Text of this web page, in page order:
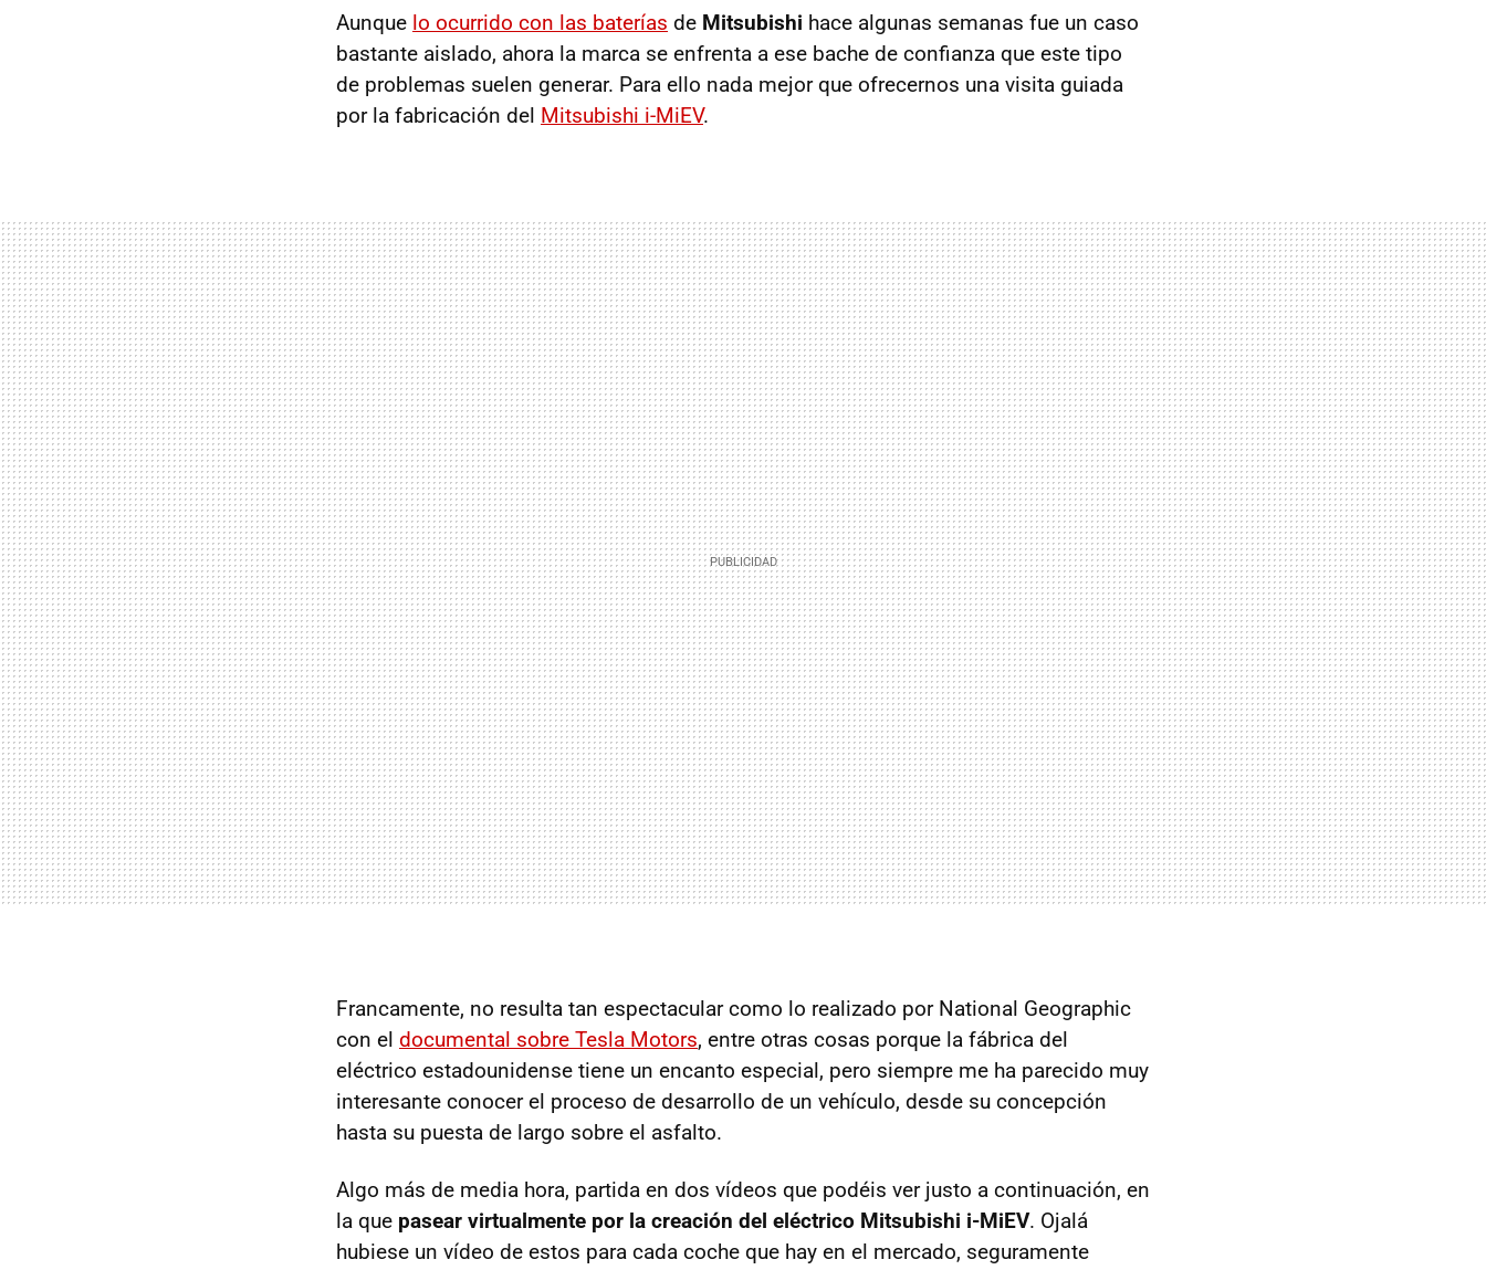
Aunque lo ocurrido con las baterías de Mitsubishi hace algunas semanas fue un caso
bastante aislado, ahora la marca se enfrenta a ese bache de confianza que este tipo
de problemas suelen generar. Para ello nada mejor que ofrecernos una visita guiada
por la fabricación del Mitsubishi i-MiEV.
Francamente, no resulta tan espectacular como lo realizado por National Geographic
con el documental sobre Tesla Motors, entre otras cosas porque la fábrica del
eléctrico estadounidense tiene un encanto especial, pero siempre me ha parecido muy
interesante conocer el proceso de desarrollo de un vehículo, desde su concepción
hasta su puesta de largo sobre el asfalto.
Algo más de media hora, partida en dos vídeos que podéis ver justo a continuación, en
la que pasear virtualmente por la creación del eléctrico Mitsubishi i-MiEV. Ojalá
hubiese un vídeo de estos para cada coche que hay en el mercado, seguramente